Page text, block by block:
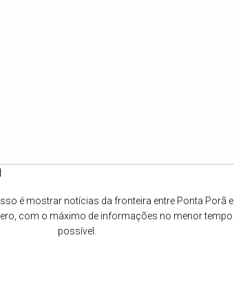
é mostrar notícias da fronteira entre Ponta Porã e
com o máximo de informações no menor tempo
possível.